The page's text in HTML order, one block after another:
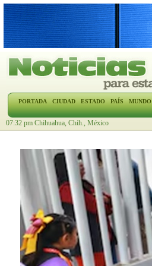
PORTADA CIUDAD ESTADO PAÍS MUNDO
07:32 pm Chihuahua, Chih., México